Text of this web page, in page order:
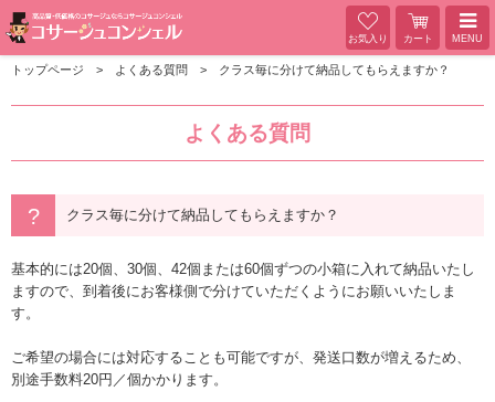
お気入り カート MENU
トップページ よくある質問 クラス毎に分けて納品してもらえますか？
よくある質問
クラス毎に分けて納品してもらえますか？
基本的には20個、30個、42個または60個ずつの小箱に入れて納品いたし
ますので、到着後にお客様側で分けていただくようにお願いいたしま
す。
ご希望の場合には対応することも可能ですが、発送口数が増えるため、
別途手数料20円／個かかります。